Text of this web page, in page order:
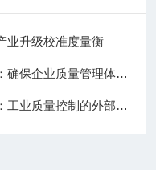
业升级校准度量衡
质量管理体系的关键环节
质量控制的外部智库